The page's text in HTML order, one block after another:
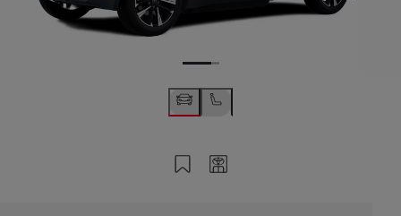
Zapisz na swoim koncie